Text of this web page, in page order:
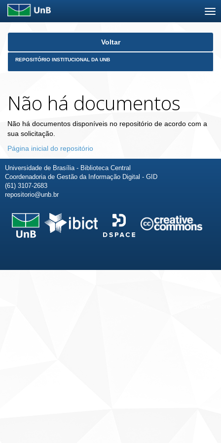
Skip
Voltar
REPOSITÓRIO INSTITUCIONAL DA UNB
Não há documentos
Não há documentos disponíveis no repositório de acordo com a
sua solicitação.
Página inicial do repositório
Universidade de Brasília - Biblioteca Central
Coordenadoria de Gestão da Informação Digital - GID
(61) 3107-2683
repositorio@unb.br